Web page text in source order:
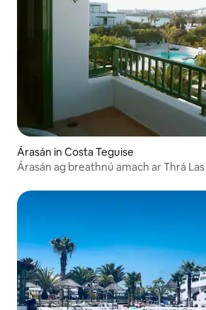
Árasán in Costa Teguise
Árasán ag breathnú amach ar Thrá